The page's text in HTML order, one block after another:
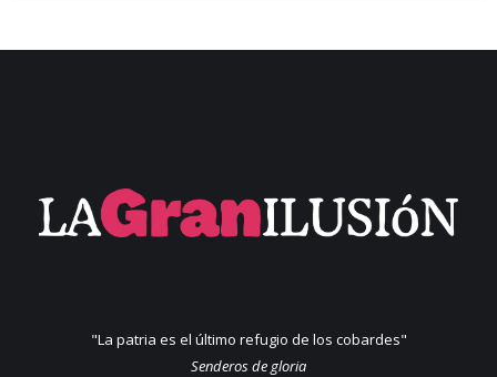
"La patria es el último refugio de los cobardes"
Senderos de gloria